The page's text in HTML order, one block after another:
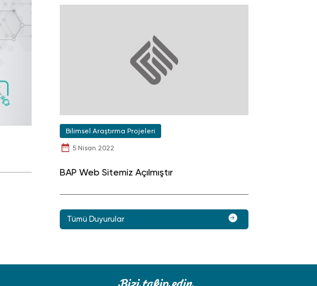
Bilimsel Araştırma Projeleri
5 Nisan 2022
BAP Web Sitemiz Açılmıştır
Tümü Duyurular